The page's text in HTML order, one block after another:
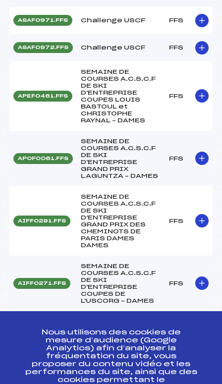
ASAF0971.FFS Challenge USCF FFS
ASAF0972.FFS Challenge USCF FFS
APEF0461.FFS
SEMAINE DE
COURSES A.C.S.C.F
DE SKI
D'ENTREPRISE
COUPES LOUIS
BASTOUL et
CHRISTOPHE
RAYNAL – DAMES
FFS
APOF0061.FFS
SEMAINE DE
COURSES A.C.S.C.F
DE SKI
D'ENTREPRISE
GRAND PRIX
LAGUNTZA – DAMES
FFS
AIFF0281.FFS
SEMAINE DE
COURSES A.C.S.C.F
DE SKI
D'ENTREPRISE
GRAND PRIX DES
CHEMINOTS DE
PARIS DAMES
DAMES
FFS
AIFF0271.FFS
SEMAINE DE
COURSES A.C.S.C.F
DE SKI
D'ENTREPRISE
COUPES DE
L'USCORG – DAMES
FFS
ABOF0021.FFS
SEMAINE DE
COURSES A.C.S.C.F
DE SKI
D'ENTREPRISE
COUPE ASSB DAMES
FFS
Nous utilisons des cookies de
mesure d’audience (Google
Analytics) afin d’analyser la
fréquentation du site, vous
proposer du contenu vidéo et les
performances du site, ainsi que des
cookies permettant le